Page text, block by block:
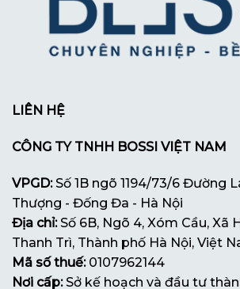
LIÊN HỆ
CÔNG TY TNHH BOSSI VIỆT NAM
VPGD:Số 1B ngõ 1194/73/6 Đường
Thượng - Đống Đa - Hà Nội
Địa chỉ:Số 6B, Ngõ 4, Xóm Cầu, Xã
Thanh Trì, Thành phố Hà Nội, Việt
Mã số thuế:0107962144
Nơi cấp:Sở kế hoạch và đầu tư